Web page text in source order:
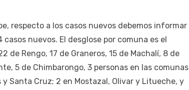
respecto a los casos nuevos debemos informar
nuevos. El desglose por comuna es el
de Rengo, 17 de Graneros, 15 de Machalí, 8 de
5 de Chimbarongo, 3 personas en las comunas
Santa Cruz; 2 en Mostazal, Olivar y Litueche, y